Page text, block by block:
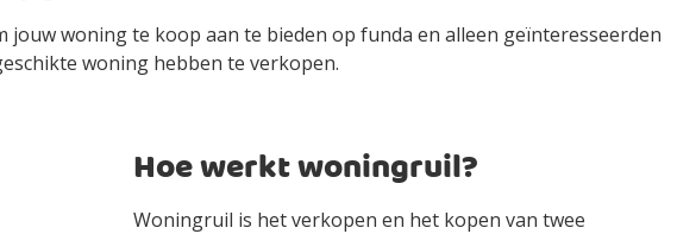
jouw woning te koop aan te bieden op funda en alleen geïnteresseerden
woning hebben te verkopen.
Hoe werkt woningruil?
Woningruil is het verkopen en het kopen van twee